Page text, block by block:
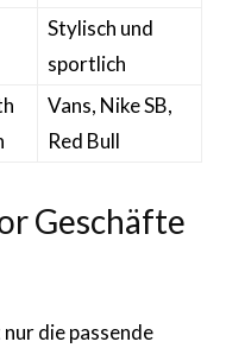
Stylisch und
sportlich
Vans, Nike SB,
Red Bull
Geschäfte
die passende